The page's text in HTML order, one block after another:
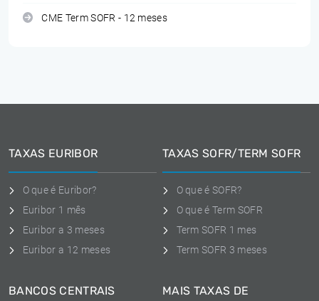
CME Term SOFR - 12 meses
TAXAS EURIBOR
O que é Euribor?
Euribor 1 mês
Euribor a 3 meses
Euribor a 12 meses
TAXAS SOFR/TERM SOFR
O que é SOFR?
O que é Term SOFR
Term SOFR 1 mes
Term SOFR 3 meses
BANCOS CENTRAIS
MAIS TAXAS DE